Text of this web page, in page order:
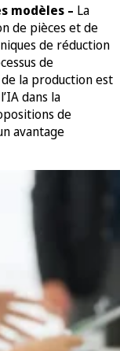
modèles – La
de pièces et de
de réduction
de
de la production est
dans la
de
avantage